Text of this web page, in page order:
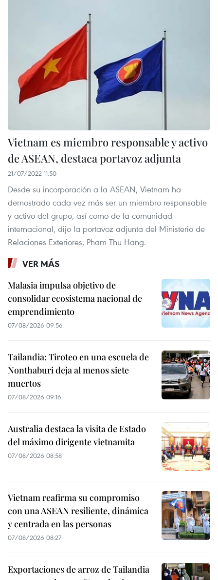
Vietnam es miembro responsable y activo
de ASEAN, destaca portavoz adjunta
21/07/2022 11:50
Desde su incorporación a la ASEAN, Vietnam ha
demostrado cada vez más ser un miembro responsable
y activo del grupo, así como de la comunidad
internacional, dijo la portavoz adjunta del Ministerio de
Relaciones Exteriores, Pham Thu Hang.
VER MÁS
Malasia impulsa objetivo de
consolidar ecosistema nacional de
emprendimiento
07/08/2026 09:56
Tailandia: Tiroteo en una escuela de
Nonthaburi deja al menos siete
muertos
07/08/2026 09:16
Australia destaca la visita de Estado
del máximo dirigente vietnamita
07/08/2026 08:58
Vietnam reafirma su compromiso
con una ASEAN resiliente, dinámica
y centrada en las personas
07/08/2026 08:27
Exportaciones de arroz de Tailandia